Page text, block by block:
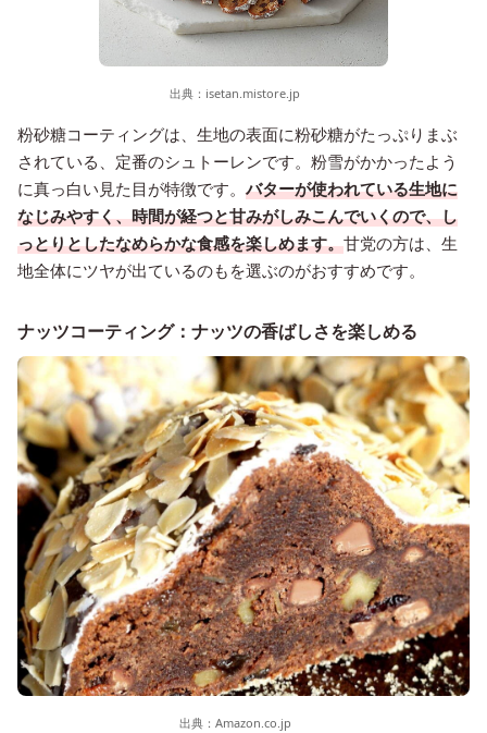
出典： isetan.mistore.jp
粉砂糖コーティングは、生地の表面に粉砂糖がたっぷりまぶ
されている、定番のシュトーレンです。粉雪がかかったよう
に真っ白い見た目が特徴です。 バターが使われている生地に
なじみやすく、時間が経つと甘みがしみこんでいくので、し
っとりとしたなめらかな食感を楽しめます。甘党の方は、生
地全体にツヤが出ているのもを選ぶのがおすすめです。
ナッツコーティング：ナッツの香ばしさを楽しめる
出典： Amazon.co.jp